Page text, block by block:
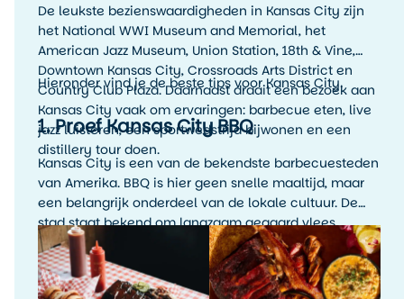
De leukste bezienswaardigheden in Kansas City zijn
het National WWI Museum and Memorial, het
American Jazz Museum, Union Station, 18th & Vine,
Downtown Kansas City, Crossroads Arts District en
Country Club Plaza. Daarnaast draait een bezoek aan
Kansas City vaak om ervaringen: barbecue eten, live
jazz luisteren, een sportwedstrijd bijwonen en een
distillery tour doen.
Hieronder vind je de beste tips voor Kansas City.
1. Proef Kansas City BBQ
Kansas City is een van de bekendste barbecuesteden
van Amerika. BBQ is hier geen snelle maaltijd, maar
een belangrijk onderdeel van de lokale cultuur. De
stad staat bekend om langzaam gegaard vlees,
rokerige smaken, rijke sauzen en veel variatie. Denk
aan ribs, brisket, pulled pork, burnt ends en
rijkgevulde barbecueplates.